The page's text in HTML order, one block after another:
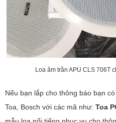
Loa âm trần APU CLS 706T
Nếu bạn lắp cho thông báo bạn
Toa, Bosch với các mã như: Toa